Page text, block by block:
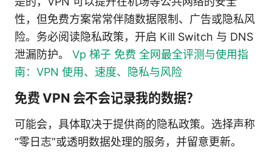
性，但免费方案常常伴随数据限制、广告或隐私风
险。务必阅读隐私政策，开启 Kill Switch 与 DNS
泄漏防护。 Vp 梯子 免费 全网最全评测与使用指
南：VPN 使用、速度、隐私与风险
免费 VPN 会不会记录我的数据？
可能会，具体取决于提供商的隐私政策。选择声称
“零日志”或透明数据处理的服务，并留意更新。